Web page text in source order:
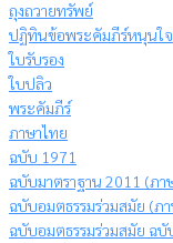
ถุงถวายทรัพย์
ปฏิทินข้อพระคัมภีร์หนุนใจ
ใบรับรอง
ใบปลิว
พระคัมภีร์
ภาษาไทย
ฉบับ 1971
ฉบับมาตราฐาน 2011 (ภา
ฉบับอมตธรรมร่วมสมัย (ภ
ฉบับอมตธรรมร่วมสมัย ฉบั